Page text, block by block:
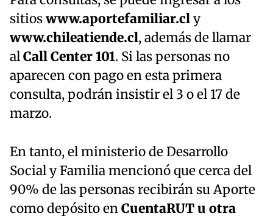
sitioswww.aportefamiliar.cly
www.chileatiende.cl, además de llamar
alCall Center 101. Si las personas no
aparecen con pago en esta primera
consulta, podrán insistir el 3 o el 17 de
marzo.
En tanto, el ministerio de Desarrollo
Social y Familia mencionó que cerca del
90% de las personas recibirán su Aporte
como depósito enCuentaRUT u otra